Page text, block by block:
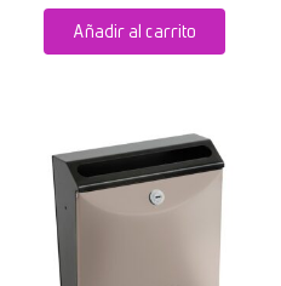
Añadir al carrito